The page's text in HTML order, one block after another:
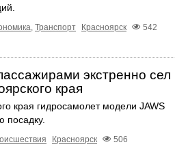
, Транспорт Красноярск
542
экстренно сел
края
края гидросамолет модели JAWS
посадку.
Красноярск
506